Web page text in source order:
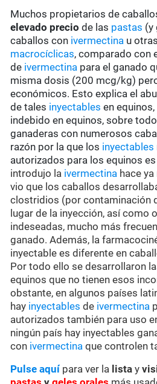
Muchos propietarios de
elevado precio de las pastas (y
caballos con ivermectina u otras
macrocíclicas, comparado con
de ivermectina para el ganado
misma dosis (200 mcg/kg)
económicos. Esto explica el
de tales inyectables en
indebido en equinos, sobre
ganaderas con numerosos
razón por la que los inyectables
autorizados para los equinos
introdujo la ivermectina hace
vio que los caballos
clostridios (por contaminación
lugar de la inyección, así como
indeseadas, mucho más
ganado. Además, la
inyectable es diferente en
Por todo ello se desarrollaron
equinos que no tienen esos
obstante, en algunos países
hay inyectables de ivermectina
autorizados también para uso
ningún país hay inyectables
con ivermectina que controlen
Pulse aquípara ver la lista y